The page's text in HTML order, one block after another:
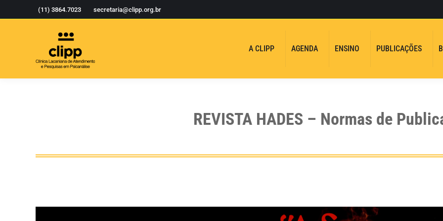
(11) 3864.7023 secretaria@clipp.org.br
A CLIPP AGENDA ENSINO PUBLICAÇÕES
REVISTA HADES – Normas de